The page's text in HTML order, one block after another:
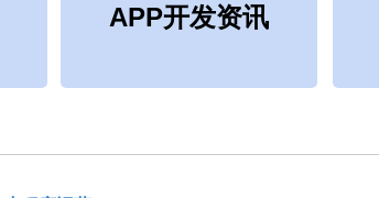
APP开发资讯